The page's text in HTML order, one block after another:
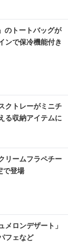
のトートバッグが
ンで保冷機能付き
クトレーがミニチ
る収納アイテムに
リームフラペチー
で登場
メロンデザート」
フェなど